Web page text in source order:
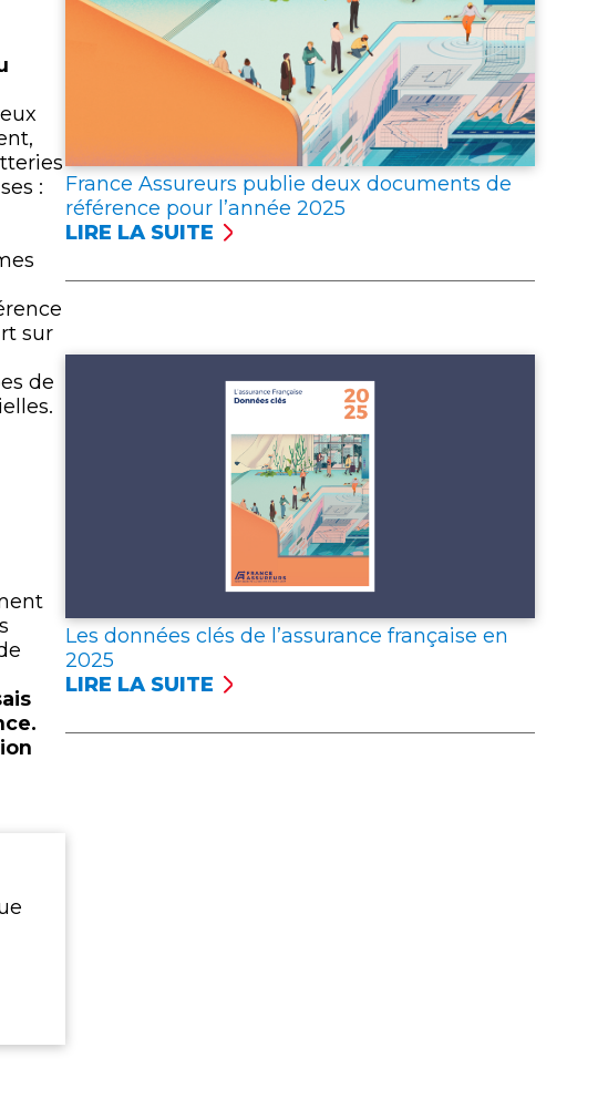
:
sur
de
France Assureurs publie deux documents de
référence pour l’année 2025
LIRE LA SUITE
:
Les données clés de l’assurance française en
2025
LIRE LA SUITE
: